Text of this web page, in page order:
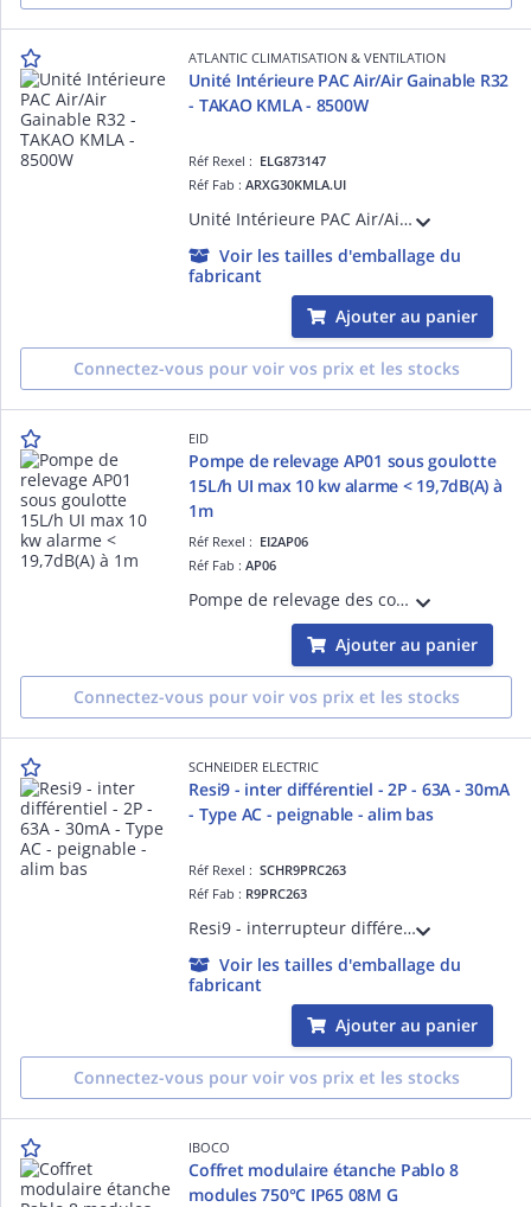
ATLANTIC CLIMATISATION & VENTILATION
Unité Intérieure PAC Air/Air Gainable R32
- TAKAO KMLA - 8500W
Réf Rexel : ELG873147
Réf Fab :ARXG30KMLA.UI
Unité Intérieure PAC Air/Air Gainable R32 - TAKAO KMLA - 8500W - Dc inverter - Confort acoustique - Discrétion - Pression statique réglable de 30 à 150 pa - Télécommande filaire
Voir les tailles d'emballage du
fabricant
Ajouter au panier
Connectez-vous pour voir vos prix et les stocks
EID
Pompe de relevage AP01 sous goulotte
15L/h UI max 10 kw alarme < 19,7dB(A) à
1m
Réf Rexel : EI2AP06
Réf Fab :AP06
Pompe de relevage des condensats des unités de climatisation jusqu'a 10kw, plaçée dans une goulotte d'angle (gauche ou droite de diamètre 80). Pompe ultra silencieuse (19,7dba), étanche (64ip), connectiques PLUG & PLAY et très compacte.
Ajouter au panier
Connectez-vous pour voir vos prix et les stocks
SCHNEIDER ELECTRIC
Resi9 - inter différentiel - 2P - 63A - 30mA
- Type AC - peignable - alim bas
Réf Rexel :SCHR9PRC263
Réf Fab : R9PRC263
Resi9 - interrupteur différentiel peignable - type AC - 63A à 30°C selon EN/CEI 61008 - 1P + N - 30mA selon EN/CEI 61008 - Différentiel instantané - Ue : 230 V CA 50 Hz - CE - NF - Largeur : 4 pas de 9 mm - blanc RAL 9003 - IP20
Voir les tailles d'emballage du
fabricant
Ajouter au panier
Connectez-vous pour voir vos prix et les stocks
IBOCO
Coffret modulaire étanche Pablo 8
modules 750°C IP65 08M G